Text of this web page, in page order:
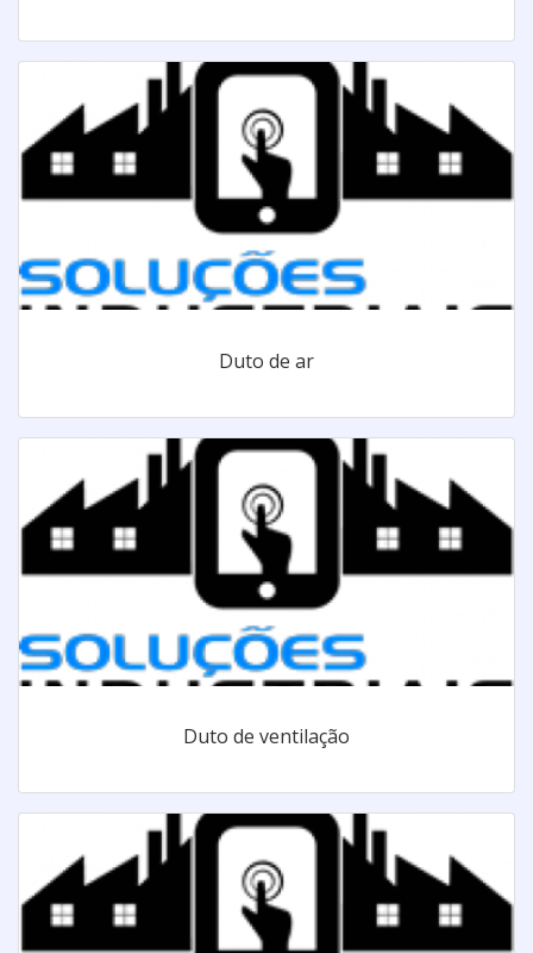
Duto de ar
Duto de ventilação